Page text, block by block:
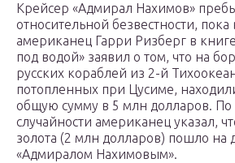
Крейсер «Адмирал Нахимов»
относительной безвестности, пока
американец Гарри Ризберг в
под водой» заявил о том, что на
русских кораблей из 2-й
потопленных при Цусиме,
общую сумму в 5 млн долларов. По
случайности американец указал,
золота (2 млн долларов) пошло на
«Адмиралом Нахимовым».